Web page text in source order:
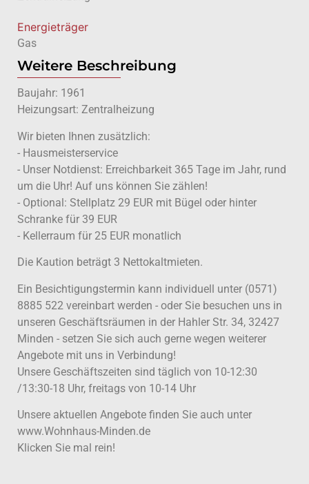
Energieträger
Gas
Weitere Beschreibung
Baujahr: 1961
Heizungsart: Zentralheizung
Wir bieten Ihnen zusätzlich:
- Hausmeisterservice
- Unser Notdienst: Erreichbarkeit 365 Tage im Jahr, rund
um die Uhr! Auf uns können Sie zählen!
- Optional: Stellplatz 29 EUR mit Bügel oder hinter
Schranke für 39 EUR
- Kellerraum für 25 EUR monatlich
Die Kaution beträgt 3 Nettokaltmieten.
Ein Besichtigungstermin kann individuell unter (0571)
8885 522 vereinbart werden - oder Sie besuchen uns in
unseren Geschäftsräumen in der Hahler Str. 34, 32427
Minden - setzen Sie sich auch gerne wegen weiterer
Angebote mit uns in Verbindung!
Unsere Geschäftszeiten sind täglich von 10-12:30
/13:30-18 Uhr, freitags von 10-14 Uhr
Unsere aktuellen Angebote finden Sie auch unter
www.Wohnhaus-Minden.de
Klicken Sie mal rein!